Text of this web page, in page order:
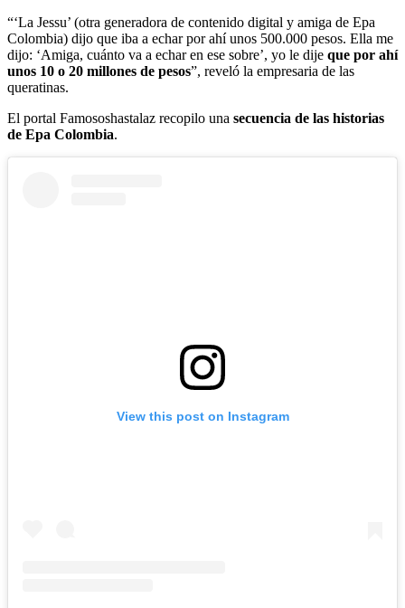
“‘La Jessu’ (otra generadora de contenido digital y amiga de Epa
Colombia) dijo que iba a echar por ahí unos 500.000 pesos. Ella me
dijo: ‘Amiga, cuánto va a echar en ese sobre’, yo le dije que por ahí
unos 10 o 20 millones de pesos”, reveló la empresaria de las
queratinas.
El portal Famososhastalaz recopilo una secuencia de las historias
de Epa Colombia.
View this post on Instagram